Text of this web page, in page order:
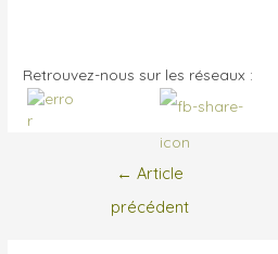
Retrouvez-nous sur les réseaux :
← Article
précédent